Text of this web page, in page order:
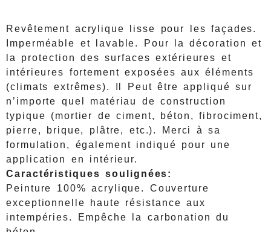
Revêtement acrylique lisse pour les façades.
Imperméable et lavable. Pour la décoration et
la protection des surfaces extérieures et
intérieures fortement exposées aux éléments
(climats extrêmes). Il Peut être appliqué sur
n’importe quel matériau de construction
typique (mortier de ciment, béton, fibrociment,
pierre, brique, plâtre, etc.). Merci à sa
formulation, également indiqué pour une
application en intérieur.
Caractéristiques soulignées:
Peinture 100% acrylique. Couverture
exceptionnelle haute résistance aux
intempéries. Empêche la carbonation du